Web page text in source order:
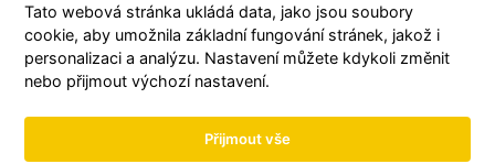
obuvi, pokyny a informace k reklamaci Nastavení cookies
© 2026TORI, s.r.o.| Všechna práva vyhrazena | Web vytvořil
Tato webová stránka ukládá data, jako jsou soubory
cookie, aby umožnila základní fungování stránek, jakož i
personalizaci a analýzu. Nastavení můžete kdykoli změnit
nebo přijmout výchozí nastavení.
Přijmout vše